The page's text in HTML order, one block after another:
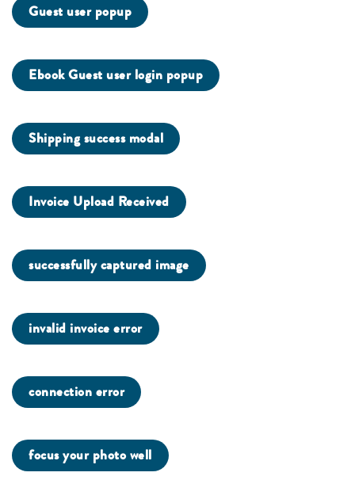
Guest user popup
Ebook Guest user login popup
Shipping success modal
Invoice Upload Received
successfully captured image
invalid invoice error
connection error
focus your photo well